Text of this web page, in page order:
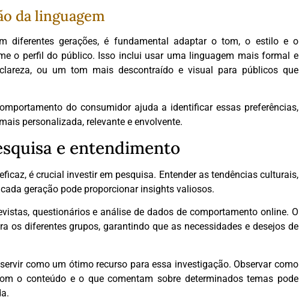
da linguagem
diferentes gerações, é fundamental adaptar o tom, o estilo e o
o perfil do público. Isso inclui usar uma linguagem mais formal e
ou um tom mais descontraído e visual para públicos que
do consumidor ajuda a identificar essas preferências,
personalizada, relevante e envolvente.
e entendimento
é crucial investir em pesquisa. Entender as tendências culturais,
geração pode proporcionar insights valiosos.
questionários e análise de dados de comportamento online. O
os diferentes grupos, garantindo que as necessidades e desejos de
como um ótimo recurso para essa investigação. Observar como
o conteúdo e o que comentam sobre determinados temas pode